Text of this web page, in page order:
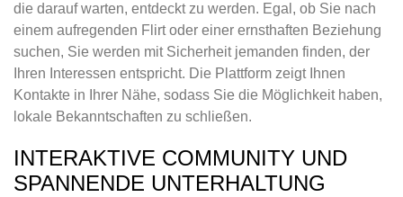
die darauf warten, entdeckt zu werden. Egal, ob Sie nach
einem aufregenden Flirt oder einer ernsthaften Beziehung
suchen, Sie werden mit Sicherheit jemanden finden, der
Ihren Interessen entspricht. Die Plattform zeigt Ihnen
Kontakte in Ihrer Nähe, sodass Sie die Möglichkeit haben,
lokale Bekanntschaften zu schließen.
INTERAKTIVE COMMUNITY UND
SPANNENDE UNTERHALTUNG